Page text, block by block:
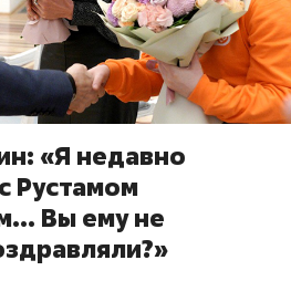
«Я недавно
Рустамом
Вы ему не